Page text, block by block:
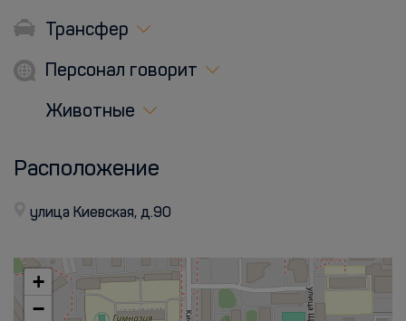
Трансфер
Персонал говорит
Животные
Расположение
улица Киевская, д.90
+
−